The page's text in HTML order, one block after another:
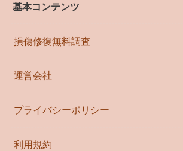
基本コンテンツ
損傷修復無料調査
運営会社
プライバシーポリシー
利用規約